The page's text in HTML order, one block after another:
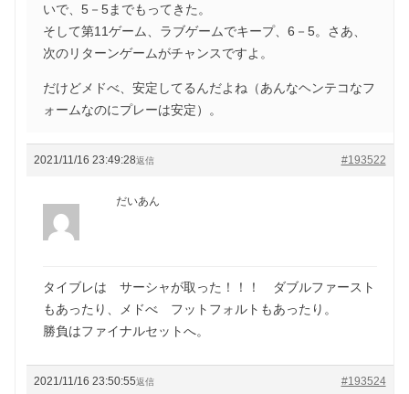
いで、5－5までもってきた。
そして第11ゲーム、ラブゲームでキープ、6－5。さあ、
次のリターンゲームがチャンスですよ。
だけどメドべ、安定してるんだよね（あんなヘンテコなフ
ォームなのにプレーは安定）。
2021/11/16 23:49:28 #193522
返信
だいあん
タイブレは サーシャが取った！！！ ダブルファースト
もあったり、メドべ フットフォルトもあったり。
勝負はファイナルセットへ。
2021/11/16 23:50:55 #193524
返信